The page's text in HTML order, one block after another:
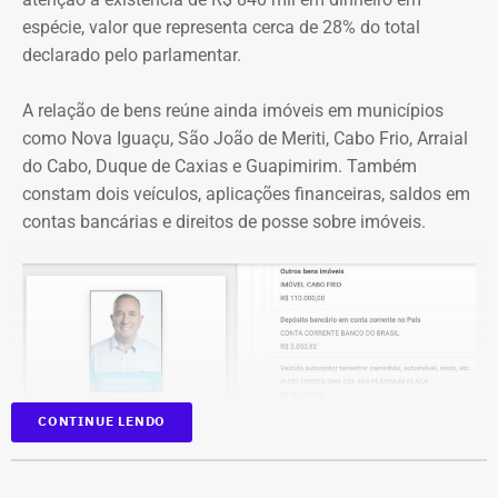
pessoa, como: “Estamos aqui recuperando os aparelhos
da praça”.
*Com informações do g1
espécie, valor que representa cerca de 28% do total
declarado pelo parlamentar.
A relação de bens reúne ainda imóveis em municípios
como Nova Iguaçu, São João de Meriti, Cabo Frio, Arraial
do Cabo, Duque de Caxias e Guapimirim. Também
constam dois veículos, aplicações financeiras, saldos em
contas bancárias e direitos de posse sobre imóveis.
CONTINUE LENDO